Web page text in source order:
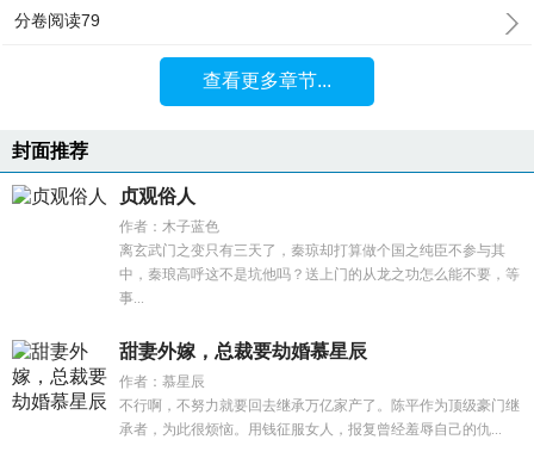
分卷阅读79
查看更多章节...
封面推荐
贞观俗人
作者：木子蓝色
离玄武门之变只有三天了，秦琼却打算做个国之纯臣不参与其
中，秦琅高呼这不是坑他吗？送上门的从龙之功怎么能不要，等
事...
甜妻外嫁，总裁要劫婚慕星辰
作者：慕星辰
不行啊，不努力就要回去继承万亿家产了。陈平作为顶级豪门继
承者，为此很烦恼。用钱征服女人，报复曾经羞辱自己的仇...